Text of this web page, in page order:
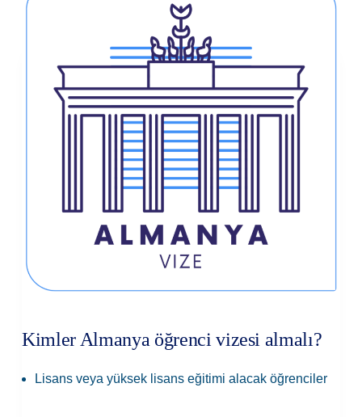
Kimler Almanya öğrenci vizesi almalı?
Lisans veya yüksek lisans eğitimi alacak öğrenciler